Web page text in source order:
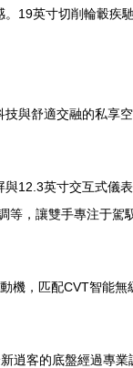
19英寸切削輪轂
與舒適交融的私享
12.3英寸交互式儀
等，讓雙手專注于
機，匹配CVT智能
逍客的底盤經過專